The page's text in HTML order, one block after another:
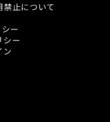
止について
ー
シー
ン